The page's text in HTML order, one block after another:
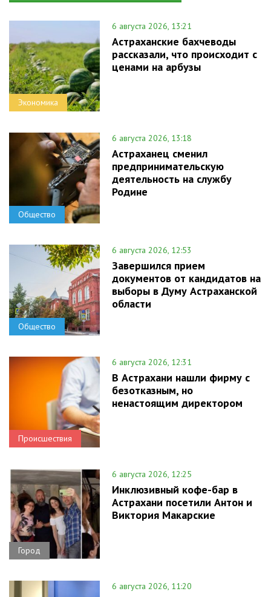
Экономика
6 августа 2026, 13:21
Астраханские бахчеводы
рассказали, что происходит с
ценами на арбузы
Общество
6 августа 2026, 13:18
Астраханец сменил
предпринимательскую
деятельность на службу
Родине
Общество
6 августа 2026, 12:53
Завершился прием
документов от кандидатов на
выборы в Думу Астраханской
области
Происшествия
6 августа 2026, 12:31
В Астрахани нашли фирму с
безотказным, но
ненастоящим директором
Город
6 августа 2026, 12:25
Инклюзивный кофе-бар в
Астрахани посетили Антон и
Виктория Макарские
6 августа 2026, 11:20